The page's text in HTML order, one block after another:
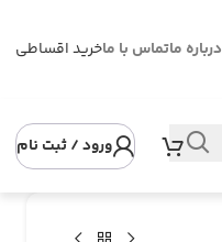
درباره ماتماس با ماخرید اقساطی
ورود / ثبت نام